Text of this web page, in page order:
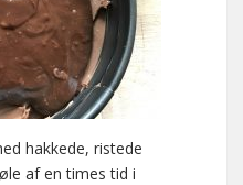
hakkede, ristede
af en times tid i